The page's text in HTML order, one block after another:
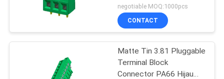
Horisontal Garis Hijau
5.00
negotiable MOQ:1000pcs
CONTACT
Matte Tin 3.81 Pluggable
Terminal Block
Connector PA66 Hijau